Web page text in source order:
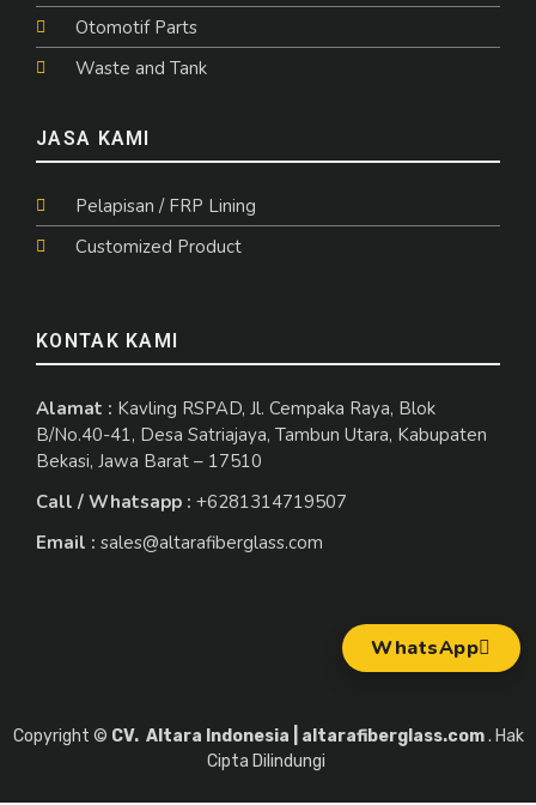
WhatsApp
Otomotif Parts
Waste and Tank
JASA KAMI
Pelapisan / FRP Lining
Customized Product
KONTAK KAMI
Alamat : Kavling RSPAD, Jl. Cempaka Raya, Blok
B/No.40-41, Desa Satriajaya, Tambun Utara, Kabupaten
Bekasi, Jawa Barat – 17510
Call / Whatsapp : +6281314719507
Email : sales@altarafiberglass.com
Copyright © CV. Altara Indonesia | altarafiberglass.com. Hak
Cipta Dilindungi